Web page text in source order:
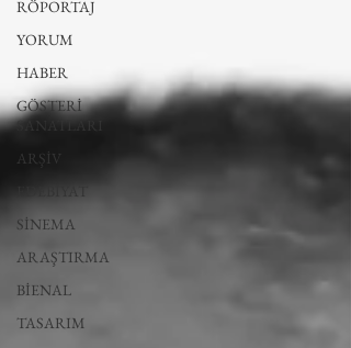
RÖPORTAJ
YORUM
HABER
GÖSTERİ
SANATLARI
ARŞİV
SİNEMA
ARAŞTIRMA
BİENAL
TASARIM